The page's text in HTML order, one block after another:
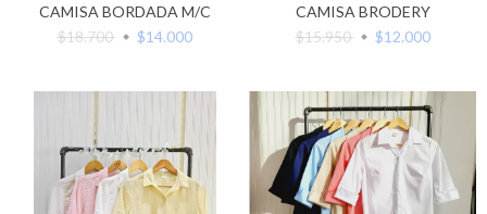
CAMISA BORDADA M/C
$18.700
$14.000
CAMISA BRODERY
$15.950
$12.000